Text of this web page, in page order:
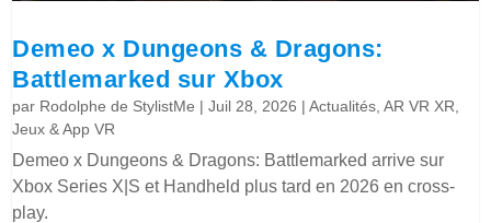
Demeo x Dungeons & Dragons:
Battlemarked sur Xbox
par Rodolphe de StylistMe |Juil 28, 2026 |Actualités ,AR VR XR
Jeux & App VR
Demeo x Dungeons & Dragons: Battlemarked arrive sur
Xbox Series X|S et Handheld plus tard en 2026 en cross-
play.